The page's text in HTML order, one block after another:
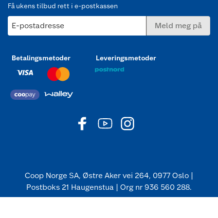
Få ukens tilbud rett i e-postkassen
E-postadresse Meld meg på
Betalingsmetoder Leveringsmetoder
Coop Norge SA, Østre Aker vei 264, 0977 Oslo |
Postboks 21 Haugenstua | Org nr 936 560 288.